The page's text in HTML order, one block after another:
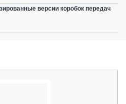
версии коробок передач